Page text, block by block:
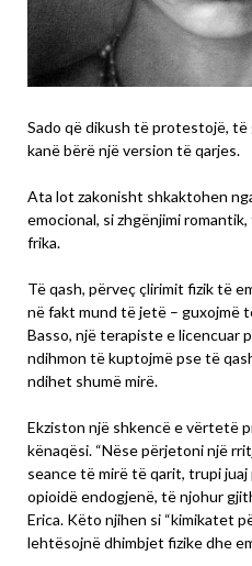
Sado që dikush të protestojë,
kanë bërë një version të qarjes.
Ata lot zakonisht shkaktohen
emocional, si zhgënjimi
frika.
Të qash, përveç çlirimit fizik të
në fakt mund të jetë – guxojmë
Basso, një terapiste e licencuar
ndihmon të kuptojmë pse të
ndihet shumë mirë.
Ekziston një shkencë e vërtetë
kënaqësi. “Nëse përjetoni një
seance të mirë të qarit, trupi
opioidë endogjenë, të njohur
Erica. Këto njihen si “kimikatet
lehtësojnë dhimbjet fizike dhe